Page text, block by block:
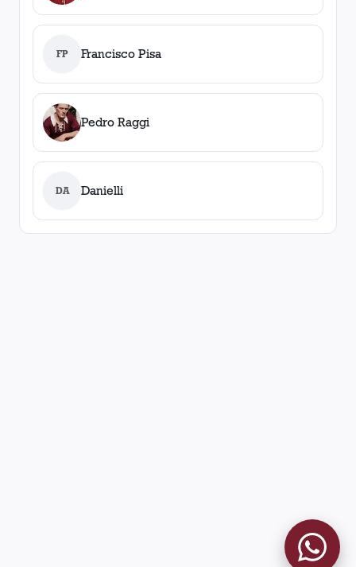
FP Francisco Pisa
Pedro Raggi
DA Danielli